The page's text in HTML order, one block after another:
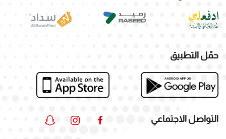
حمّل التطبيق
التواصل الاجتماعي